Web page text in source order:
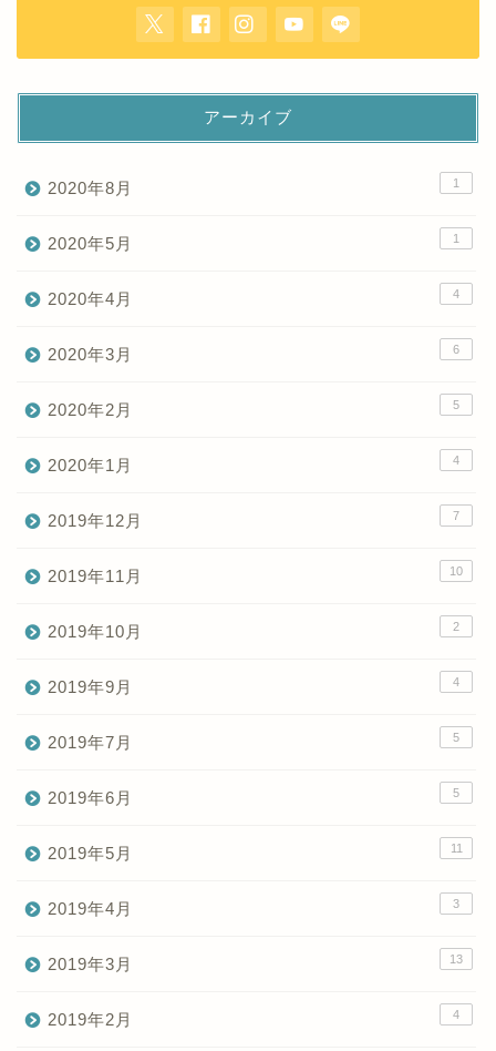
アーカイブ
2020年8月 1
2020年5月 1
2020年4月 4
2020年3月 6
2020年2月 5
2020年1月 4
2019年12月 7
2019年11月 10
2019年10月 2
2019年9月 4
2019年7月 5
2019年6月 5
2019年5月 11
2019年4月 3
2019年3月 13
2019年2月 4